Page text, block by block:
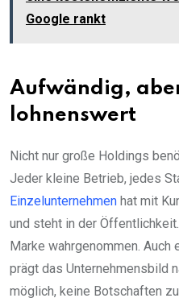
Google rankt
Aufwändig,
lohnenswert
Nicht nur große Holdings
Jeder kleine Betrieb, jedes
Einzelunternehmen hat mit
und steht in der
Marke wahrgenommen.
prägt das Unternehmensbild
möglich, keine Botschaften